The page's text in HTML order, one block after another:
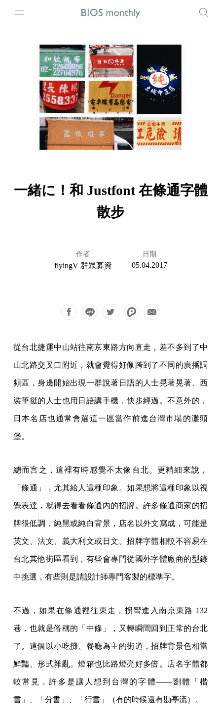
一緒に！和 Justfont 在條通字體
散步
作者
flyingV 群眾募資
日期
05.04.2017
從台北捷運中山站往南京東路方向直走，差不多到了中
山北路交叉口附近，就會覺得好像跨到了不同的廣播調
頻區，身邊開始出現一群說著日語的人士晃著晃著、西
裝筆挺的人士也用日語講手機，快步經過。不意外的，
日本名店也通常會選這一區當作前進台灣市場的灘頭
堡。
總而言之，這裡有時感覺不太像台北。更精細來說，
「條通」，尤其給人這種印象。如果想將這種印象以視
覺表達，就得去看看條通內的招牌。許多條通商家的招
牌很低調，純黑或純白背景，店名以外文寫成，可能是
英文、法文、義大利文或日文。招牌字體相較不容易在
台北其他街區看到，有些會專門從國外字體廠商的型錄
中挑選，有些則是請設計師專門客製的標準字。
不過，如果在條通裡往東走，拐彎進入南京東路 132
巷，也就是俗稱的「中條」，又轉瞬間回到正常的台北
了。這個以小吃攤、餐廳為主的街道，招牌背景色相當
鮮豔、形式雜亂。燈箱也比路燈亮好多倍。店名字體都
較常見，許多是讓人想到台灣的字體——劉體「楷
書」、「分書」、「行書」（有的時候還有勘亭流）。